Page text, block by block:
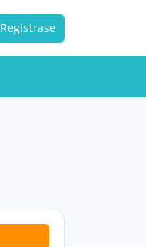
Registrase